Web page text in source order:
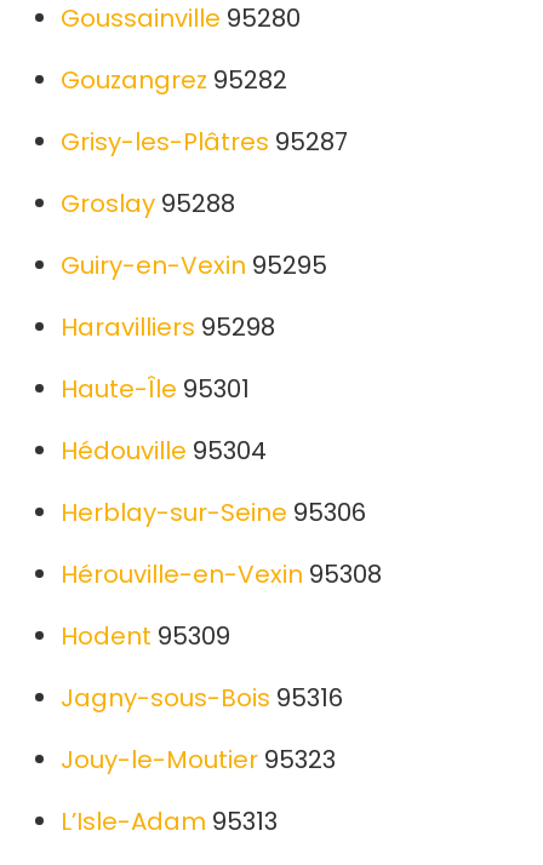
Goussainville 95280
Gouzangrez 95282
Grisy-les-Plâtres 95287
Groslay 95288
Guiry-en-Vexin 95295
Haravilliers 95298
Haute-Île 95301
Hédouville 95304
Herblay-sur-Seine 95306
Hérouville-en-Vexin 95308
Hodent 95309
Jagny-sous-Bois 95316
Jouy-le-Moutier 95323
L’Isle-Adam 95313